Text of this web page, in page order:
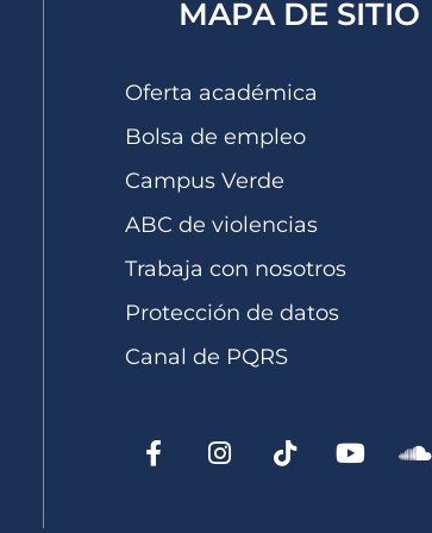
MAPA DE SITIO
Oferta académica
Bolsa de empleo
Campus Verde
ABC de violencias
Trabaja con nosotros
Protección de datos
Canal de PQRS